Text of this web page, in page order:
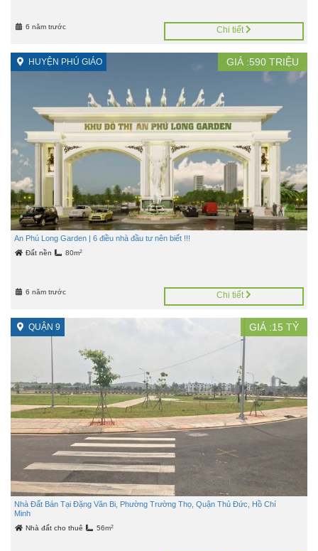
6 năm trước Chi tiết
HUYỆN PHÚ GIÁO GIÁ :590 TRIỆU
An Phú Long Garden | 6 điều nhà đầu tư nên biết !!!
Đất nền 80m2
6 năm trước Chi tiết
QUẬN 9 GIÁ :15 TỶ
Nhà Đất Bán Tại Đặng Văn Bi, Phường Trường Thọ, Quận Thủ Đức, Hồ Chí
Minh
Nhà đất cho thuê 56m2